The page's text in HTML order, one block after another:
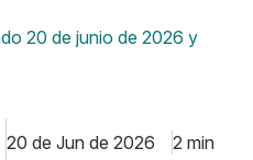
20 de junio de 2026 y
20 de Jun de 2026 2 min